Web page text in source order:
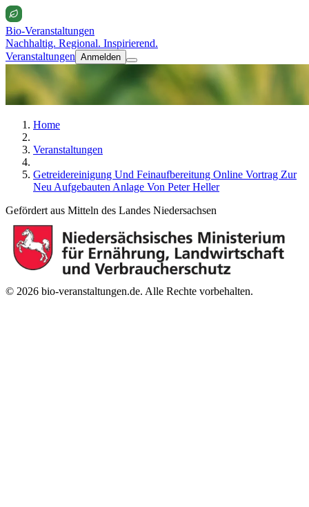
Bio-Veranstaltungen
Nachhaltig. Regional. Inspirierend.
Veranstaltungen Anmelden
Home
Veranstaltungen
Getreidereinigung Und Feinaufbereitung Online Vortrag Zur
Neu Aufgebauten Anlage Von Peter Heller
Gefördert aus Mitteln des Landes Niedersachsen
© 2026 bio-veranstaltungen.de. Alle Rechte vorbehalten.